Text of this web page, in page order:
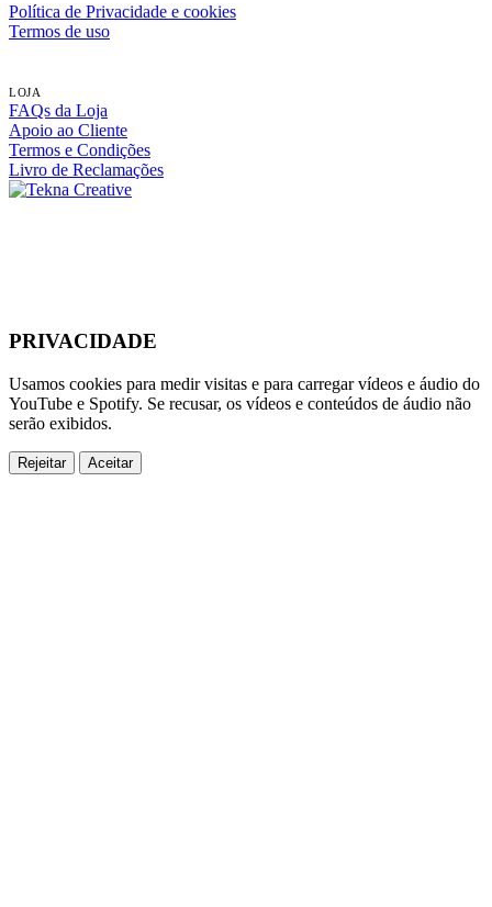
Política de Privacidade e cookies
Termos de uso
LOJA
FAQs da Loja
Apoio ao Cliente
Termos e Condições
Livro de Reclamações
PRIVACIDADE
Usamos cookies para medir visitas e para carregar vídeos e áudio do
YouTube e Spotify. Se recusar, os vídeos e conteúdos de áudio não
serão exibidos.
Rejeitar Aceitar